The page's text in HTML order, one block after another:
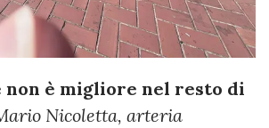
non è migliore nel resto di
Nicoletta, arteria